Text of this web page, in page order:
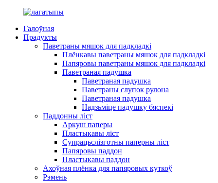
Галоўная
Прадукты
Паветраны мяшок для падкладкі
Плёнкавы паветраны мяшок для падкладкі
Папяровы паветраны мяшок для падкладкі
Паветраная падушка
Паветраная падушка
Паветраны слупок рулона
Паветраная падушка
Надзьміце падушку бяспекі
Паддонны ліст
Аркуш паперы
Пластыкавы ліст
Супрацьслізготны паперны ліст
Папяровы паддон
Пластыкавы паддон
Ахоўная плёнка для папяровых куткоў
Рэмень